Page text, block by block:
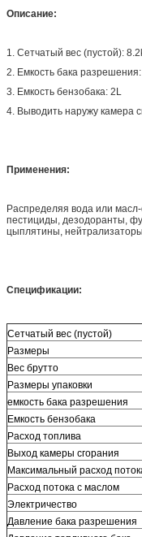
Описание:
1. Сетчатый вес (пустой):
2. Емкость бака
3. Емкость бензобака: 2L
4. Выводить наружу камера
Применения:
Распределяя вода или
пестициды, дезодоранты,
цыплятины,
Спецификации:
Сетчатый вес (пустой)
Размеры
Вес брутто
Размеры упаковки
емкость бака разрешения
Емкость бензобака
Расход топлива
Выход камеры сгорания
Максимальный расход
Расход потока с маслом
Электричество
Давление бака разрешения